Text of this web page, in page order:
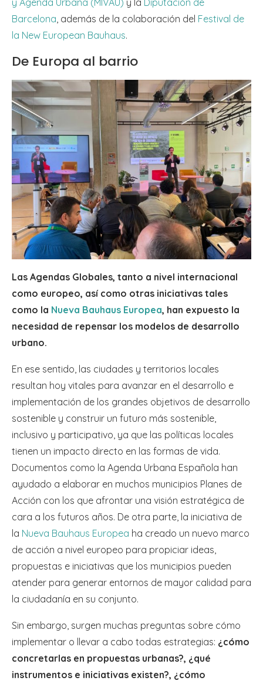
Barcelona , además de la colaboración del Festival de
la New European Bauhaus.
De Europa al barrio
Las Agendas Globales, tanto a nivel internacional
como europeo, así como otras iniciativas tales
como la Nueva Bauhaus Europea, han expuesto la
necesidad de repensar los modelos de desarrollo
urbano.
En ese sentido, las ciudades y territorios locales
resultan hoy vitales para avanzar en el desarrollo e
implementación de los grandes objetivos de desarrollo
sostenible y construir un futuro más sostenible,
inclusivo y participativo, ya que las políticas locales
tienen un impacto directo en las formas de vida.
Documentos como la Agenda Urbana Española han
ayudado a elaborar en muchos municipios Planes de
Acción con los que afrontar una visión estratégica de
cara a los futuros años. De otra parte, la iniciativa de
la Nueva Bauhaus Europea ha creado un nuevo marco
de acción a nivel europeo para propiciar ideas,
propuestas e iniciativas que los municipios pueden
atender para generar entornos de mayor calidad para
la ciudadanía en su conjunto.
Sin embargo, surgen muchas preguntas sobre cómo
implementar o llevar a cabo todas estrategias: ¿cómo
concretarlas en propuestas urbanas?, ¿qué
instrumentos e iniciativas existen?, ¿cómo